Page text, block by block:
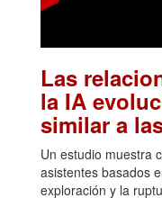
Las
la IA
similar a
Un estudio muestra
asistentes basados
exploración y la